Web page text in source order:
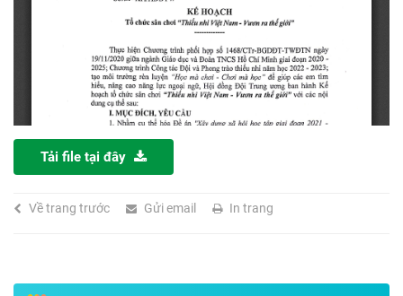
Tải file tại đây
Về trang trước Gửi email In trang